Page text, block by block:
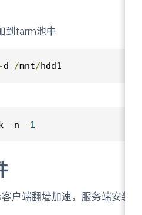
到farm池中
-d /mnt/hdd1
-n -1
户端翻墙加速，服务端安装